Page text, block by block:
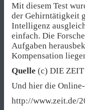
Mit diesem Test
der Gehirntätigkeit
Intelligenz
einfach. Die
Aufgaben
Kompensation
Quelle (c) DIE
Und hier die
http://www.zeit.de/